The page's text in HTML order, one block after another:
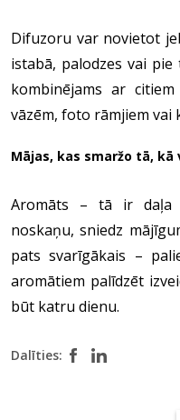
Difuzoru var novietot
istabā, palodzes vai pie
kombinējams ar
vāzēm, foto rāmjiem vai
Mājas, kas smaržo tā, kā
Aromāts – tā ir daļa
noskaņu, sniedz
pats svarīgākais –
aromātiem palīdzēt
būt katru dienu.
Dalīties: